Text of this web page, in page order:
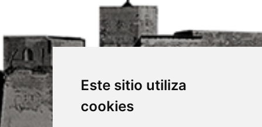
Este sitio utiliza
cookies